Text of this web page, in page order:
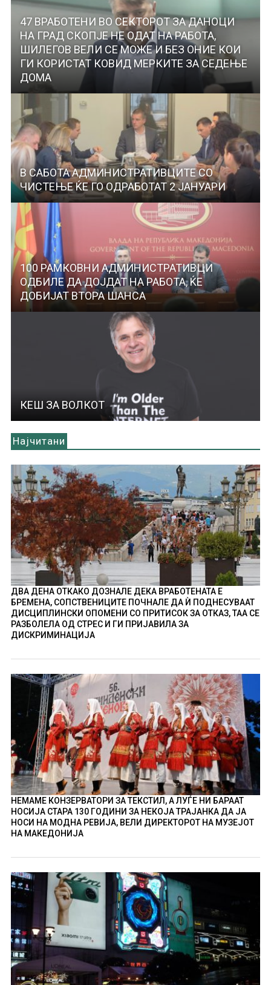
47 ВРАБОТЕНИ ВО СЕКТОРОТ ЗА ДАНОЦИ
НА ГРАД СКОПЈЕ НЕ ОДАТ НА РАБОТА,
ШИЛЕГОВ ВЕЛИ СЕ МОЖЕ И БЕЗ ОНИЕ КОИ
ГИ КОРИСТАТ КОВИД МЕРКИТЕ ЗА СЕДЕЊЕ
ДОМА
В САБОТА АДМИНИСТРАТИВЦИТЕ СО
ЧИСТЕЊЕ ЌЕ ГО ОДРАБОТАТ 2 ЈАНУАРИ
100 РАМКОВНИ АДМИНИСТРАТИВЦИ
ОДБИЛЕ ДА ДОЈДАТ НА РАБОТА, ЌЕ
ДОБИЈАТ ВТОРА ШАНСА
КЕШ ЗА ВОЛКОТ
Најчитани
ДВА ДЕНА ОТКАКО ДОЗНАЛЕ ДЕКА ВРАБОТЕНАТА Е
БРЕМЕНА, СОПСТВЕНИЦИТЕ ПОЧНАЛЕ ДА Ѝ ПОДНЕСУВААТ
ДИСЦИПЛИНСКИ ОПОМЕНИ СО ПРИТИСОК ЗА ОТКАЗ, ТАА СЕ
РАЗБОЛЕЛА ОД СТРЕС И ГИ ПРИЈАВИЛА ЗА
ДИСКРИМИНАЦИЈА
НЕМАМЕ КОНЗЕРВАТОРИ ЗА ТЕКСТИЛ, А ЛУЃЕ НИ БАРААТ
НОСИЈА СТАРА 130 ГОДИНИ ЗА НЕКОЈА ТРАЈАНКА ДА ЈА
НОСИ НА МОДНА РЕВИЈА, ВЕЛИ ДИРЕКТОРОТ НА МУЗЕЈОТ
НА МАКЕДОНИЈА